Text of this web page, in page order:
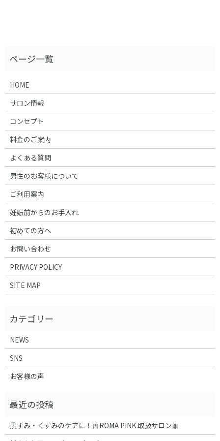
HOME
サロン情報
コンセプト
料金のご案内
よくある質問
男性のお客様について
ご利用案内
妊娠前からのお手入れ
初めての方へ
お問い合わせ
PRIVACY POLICY
SITE MAP
NEWS
SNS
お客様の声
黒ずみ・くすみのケアに！🎀ROMA PINK 取扱サロン🎀